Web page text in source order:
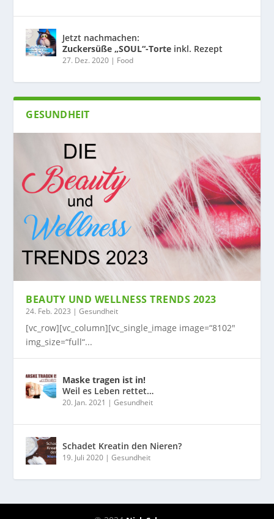
Jetzt nachmachen:
Zuckersüße „SOUL“-Torte inkl. Rezept
27. Dez. 2020 | Food
GESUNDHEIT
BEAUTY UND WELLNESS TRENDS 2023
24. Feb. 2023 |Gesundheit
[vc_row][vc_column][vc_single_image image=“8102″
img_size=“full“...
Maske tragen ist in!
Weil es Leben rettet…
20. Jan. 2021 |Gesundheit
Schadet Kreatin den Nieren?
19. Juli 2020 |Gesundheit